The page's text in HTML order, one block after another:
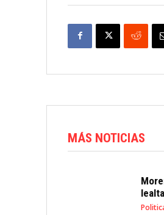
MÁS NOTICIAS